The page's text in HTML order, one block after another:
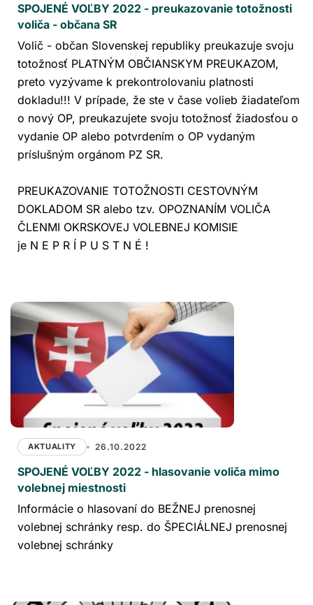
SPOJENÉ VOĽBY 2022 - preukazovanie totožnosti
voliča - občana SR
Volič - občan Slovenskej republiky preukazuje svoju
totožnosť PLATNÝM OBČIANSKYM PREUKAZOM,
preto vyzývame k prekontrolovaniu platnosti
dokladu!!! V prípade, že ste v čase volieb žiadateľom
o nový OP, preukazujete svoju totožnosť žiadosťou o
vydanie OP alebo potvrdením o OP vydaným
príslušným orgánom PZ SR.
PREUKAZOVANIE TOTOŽNOSTI CESTOVNÝM
DOKLADOM SR alebo tzv. OPOZNANÍM VOLIČA
ČLENMI OKRSKOVEJ VOLEBNEJ KOMISIE
je N E P R Í P U S T N É !
AKTUALITY 26.10.2022
SPOJENÉ VOĽBY 2022 - hlasovanie voliča mimo
volebnej miestnosti
Informácie o hlasovaní do BEŽNEJ prenosnej
volebnej schránky resp. do ŠPECIÁLNEJ prenosnej
volebnej schránky